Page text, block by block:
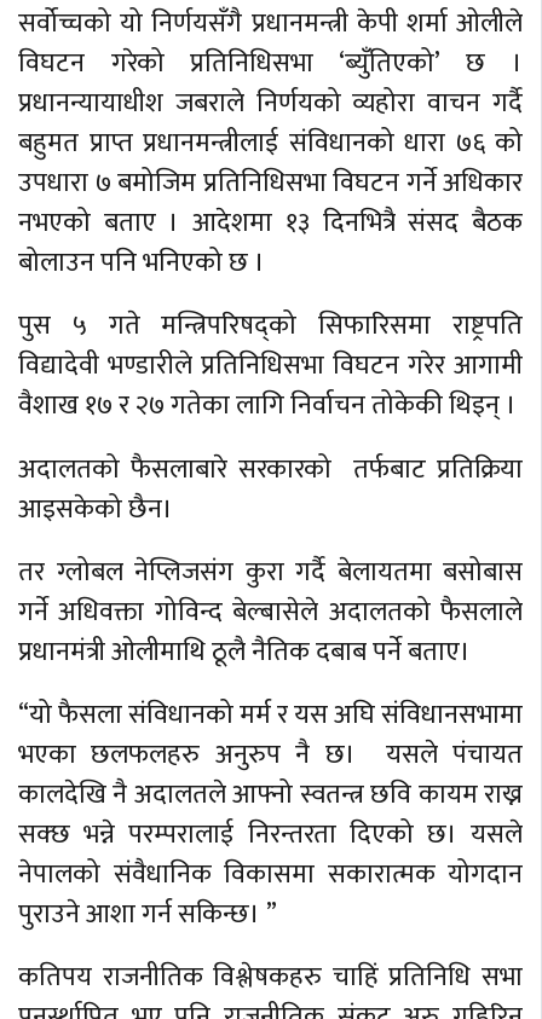
सर्वोच्चको यो निर्णयसँगै प्रधानमन्त्री केपी शर्मा ओलीले
विघटन गरेको प्रतिनिधिसभा ‘ब्युँतिएको’ छ ।
प्रधानन्यायाधीश जबराले निर्णयको व्यहोरा वाचन गर्दै
बहुमत प्राप्त प्रधानमन्त्रीलाई संविधानको धारा ७६ को
उपधारा ७ बमोजिम प्रतिनिधिसभा विघटन गर्ने अधिकार
नभएको बताए । आदेशमा १३ दिनभित्रै संसद बैठक
बोलाउन पनि भनिएको छ ।
पुस ५ गते मन्त्रिपरिषद्को सिफारिसमा राष्ट्रपति
विद्यादेवी भण्डारीले प्रतिनिधिसभा विघटन गरेर आगामी
वैशाख १७ र २७ गतेका लागि निर्वाचन तोकेकी थिइन् ।
अदालतको फैसलाबारे सरकारको तर्फबाट प्रतिक्रिया
आइसकेको छैन।
तर ग्लोबल नेप्लिजसंग कुरा गर्दै बेलायतमा बसोबास
गर्ने अधिवक्ता गोविन्द बेल्बासेले अदालतको फैसलाले
प्रधानमंत्री ओलीमाथि ठूलै नैतिक दबाब पर्ने बताए।
“यो फैसला संविधानको मर्म र यस अघि संविधानसभामा
भएका छलफलहरु अनुरुप नै छ। यसले पंचायत
कालदेखि नै अदालतले आफ्नो स्वतन्त्र छवि कायम राख्न
सक्छ भन्ने परम्परालाई निरन्तरता दिएको छ। यसले
नेपालको संवैधानिक विकासमा सकारात्मक योगदान
पुराउने आशा गर्न सकिन्छ। ”
कतिपय राजनीतिक विश्लेषकहरु चाहिं प्रतिनिधि सभा